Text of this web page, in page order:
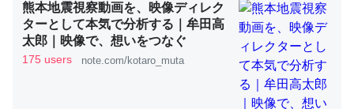
ちぼちRingも置こうかと画策中。あと、Googleマップで
位置情報を共有してる。電池残量や充電中かが分かるので
これ見て生きてるなって分かる。
─たまにLINEするくらいだった遠方の父67歳と僕。ITツール導入で
コミュニケーションが劇的に変化した｜tayorini by LIFULL介護
熊本地震視察動画を、映像ディレク
ターとして本気で分析する｜牟田高
太郎｜映像で、想いをつなぐ
175 users note.com/kotaro_muta